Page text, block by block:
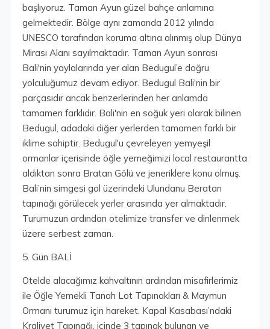
başlıyoruz. Taman Ayun güzel bahçe anlamına
gelmektedir. Bölge aynı zamanda 2012 yılında
UNESCO tarafından koruma altına alınmış olup Dünya
Mirası Alanı sayılmaktadır. Taman Ayun sonrası
Bali'nin yaylalarında yer alan Bedugul’e doğru
yolculuğumuz devam ediyor. Bedugul Bali'nin bir
parçasıdır ancak benzerlerinden her anlamda
tamamen farklıdır. Bali'nin en soğuk yeri olarak bilinen
Bedugul, adadaki diğer yerlerden tamamen farklı bir
iklime sahiptir. Bedugul'u çevreleyen yemyeşil
ormanlar içerisinde öğle yemeğimizi local restaurantta
aldıktan sonra Bratan Gölü ve jeneriklere konu olmuş.
Bali’nin simgesi gol üzerindeki Ulundanu Beratan
tapınağı görülecek yerler arasında yer almaktadır.
Turumuzun ardından otelimize transfer ve dinlenmek
üzere serbest zaman.
5. Gün BALİ
Otelde alacağımız kahvaltının ardından misafirlerimiz
ile Öğle Yemekli Tanah Lot Tapınakları & Maymun
Ormanı turumuz için hareket. Kapal Kasabası’ndaki
Kraliyet Tapınağı, içinde 3 tapınak bulunan ve